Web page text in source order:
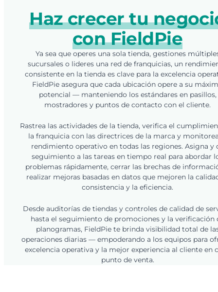
Haz crecer tu
con FieldPie
Ya sea que operes una sola tienda, gestiones
sucursales o lideres una red de franquicias, un
consistente en la tienda es clave para la excelencia
FieldPie asegura que cada ubicación opere a su
potencial — manteniendo los estándares en pasillos,
mostradores y puntos de contacto con el cliente.
Rastrea las actividades de la tienda, verifica el
la franquicia con las directrices de la marca y
rendimiento operativo en todas las regiones. Asigna y
seguimiento a las tareas en tiempo real para abordar
problemas rápidamente, cerrar las brechas de
realizar mejoras basadas en datos que mejoren la
consistencia y la eficiencia.
Desde auditorías de tiendas y controles de calidad de
hasta el seguimiento de promociones y la verificación
planogramas, FieldPie te brinda visibilidad total de
operaciones diarias — empoderando a los equipos para
excelencia operativa y la mejor experiencia al cliente en
punto de venta.